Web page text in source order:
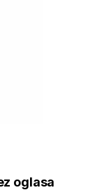
oglasa